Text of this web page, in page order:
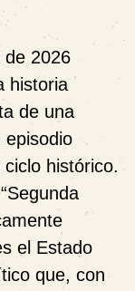
de 2026
historia
de una
episodio
histórico.
el Estado
que, con